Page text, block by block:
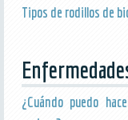
Tipos de rodillos de
¿Cuándo puedo